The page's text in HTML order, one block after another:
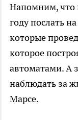
Напомним, что
году послать
которые
которое
автоматами. А
наблюдать за
Марсе.